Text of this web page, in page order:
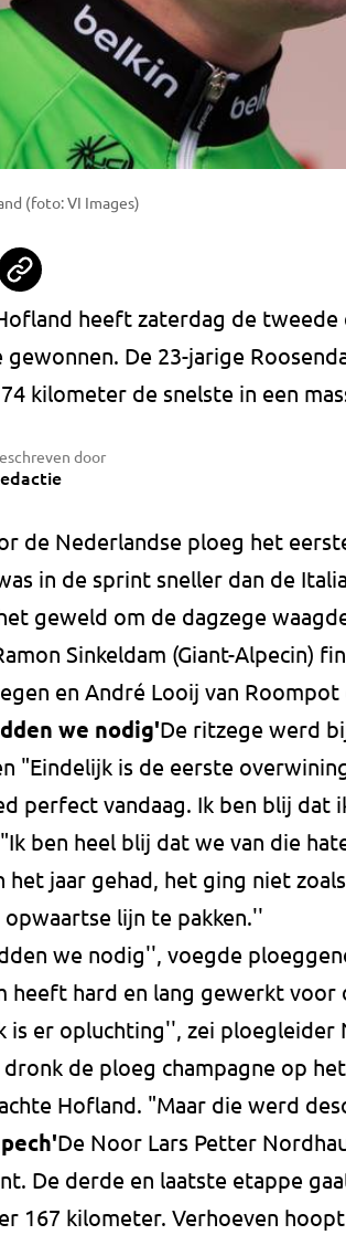
(foto: VI Images)
heeft zaterdag de tweede
gewonnen. De 23-jarige
kilometer de snelste in een
door
de Nederlandse ploeg het
in de sprint sneller dan de
geweld om de dagzege
Sinkeldam (Giant-Alpecin)
en André Looij van
we nodig'De ritzege werd
"Eindelijk is de eerste
perfect vandaag. Ik ben blij dat
ben heel blij dat we van die
het jaar gehad, het ging niet
opwaartse lijn te pakken.''
we nodig'', voegde
heeft hard en lang gewerkt voor
is er opluchting'', zei ploegleider
dronk de ploeg champagne op
Hofland. "Maar die werd
De Noor Lars Petter
De derde en laatste etappe
167 kilometer. Verhoeven